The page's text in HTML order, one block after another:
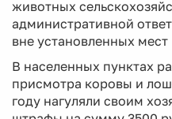
животных
административной
вне установленных мест
В населенных пунктах
присмотра коровы и
году нагуляли своим